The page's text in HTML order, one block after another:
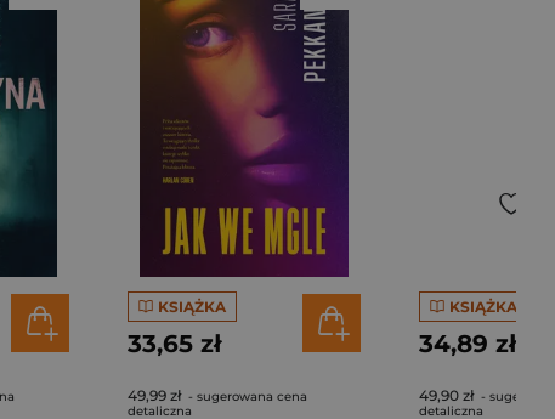
KSIĄŻKA
33,65 zł
49,99 zł - sugerowana cena
detaliczna
KSIĄŻKA
34,89 zł
49,90 zł -
detaliczna